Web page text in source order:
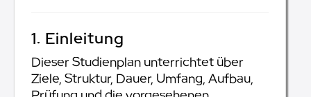
1. Einleitung
Dieser Studienplan unterrichtet über
Ziele, Struktur, Dauer, Umfang, Aufbau,